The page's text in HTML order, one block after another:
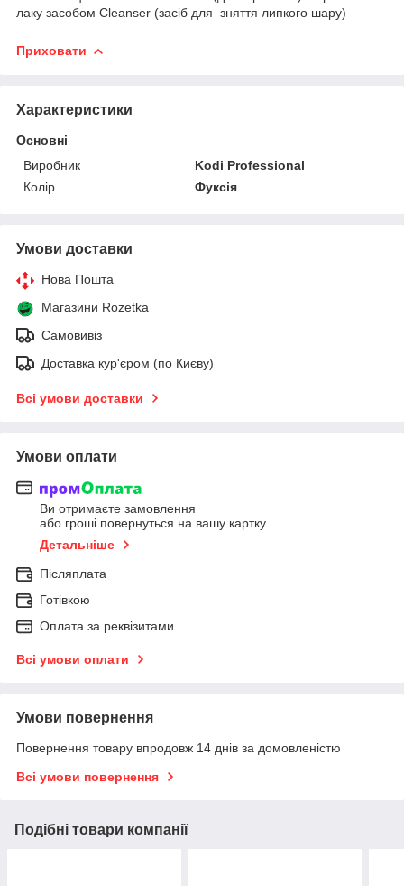
лаку засобом Cleanser (засіб для зняття липкого шару)
Приховати
Характеристики
Основні
Виробник
Kodi Professional
Колір
Фуксія
Умови доставки
Нова Пошта
Магазини Rozetka
Самовивіз
Доставка кур'єром (по Києву)
Всі умови доставки
Умови оплати
Ви отримаєте замовлення
або гроші повернуться на вашу картку
Детальніше
Післяплата
Готівкою
Оплата за реквізитами
Всі умови оплати
Умови повернення
Повернення товару впродовж 14 днів за домовленістю
Всі умови повернення
Подібні товари компанії